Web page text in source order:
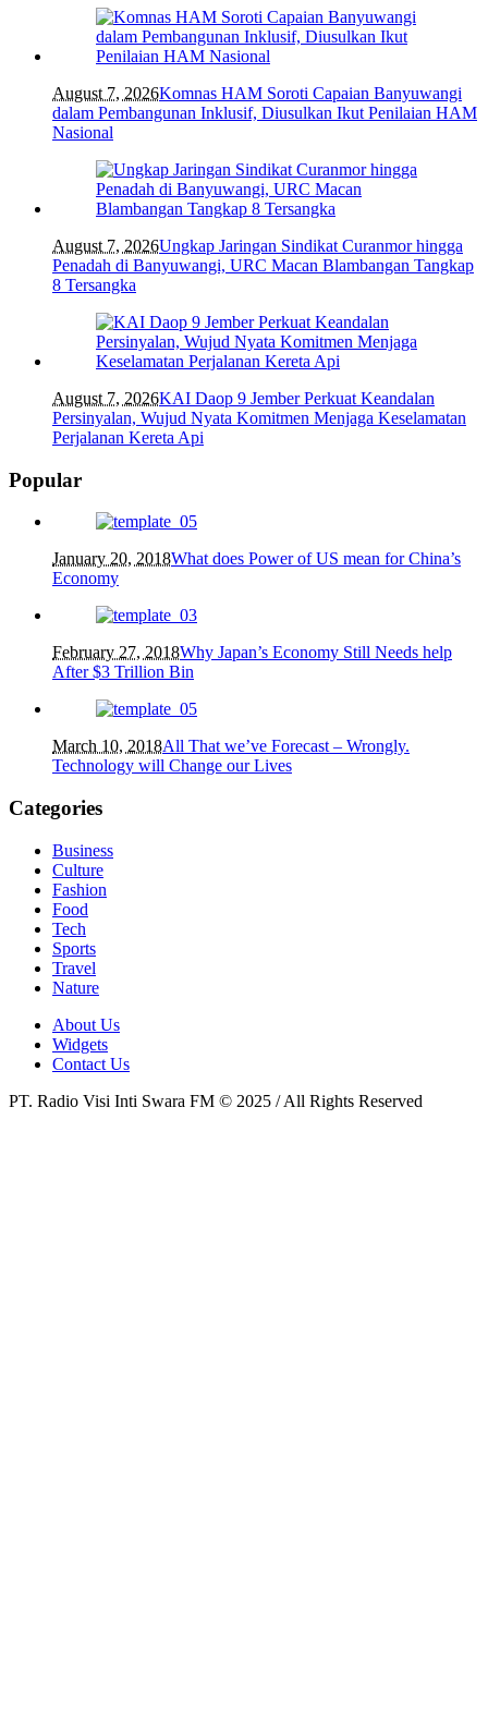
August 7, 2026Komnas HAM Soroti Capaian Banyuwangi
dalam Pembangunan Inklusif, Diusulkan Ikut Penilaian HAM
Nasional
August 7, 2026Ungkap Jaringan Sindikat Curanmor hingga
Penadah di Banyuwangi, URC Macan Blambangan Tangkap
8 Tersangka
August 7, 2026KAI Daop 9 Jember Perkuat Keandalan
Persinyalan, Wujud Nyata Komitmen Menjaga Keselamatan
Perjalanan Kereta Api
Popular
January 20, 2018What does Power of US mean for China’s
Economy
February 27, 2018Why Japan’s Economy Still Needs help
After $3 Trillion Bin
March 10, 2018All That we’ve Forecast – Wrongly.
Technology will Change our Lives
Categories
Business
Culture
Fashion
Food
Tech
Sports
Travel
Nature
About Us
Widgets
Contact Us
PT. Radio Visi Inti Swara FM © 2025 / All Rights Reserved